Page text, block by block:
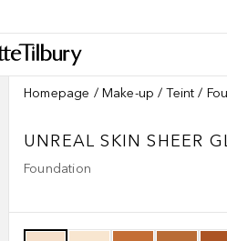
Homepage Make-up Teint
UNREAL SKIN SHEER
Foundation